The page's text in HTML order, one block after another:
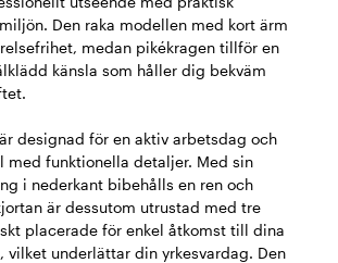
Den raka modellen med kort ärm
medan pikékragen tillför en
känsla som håller dig bekväm
designad för en aktiv arbetsdag och
med funktionella detaljer. Med sin
i nederkant bibehålls en ren och
är dessutom utrustad med tre
placerade för enkel åtkomst till dina
vilket underlättar din yrkesvardag. Den